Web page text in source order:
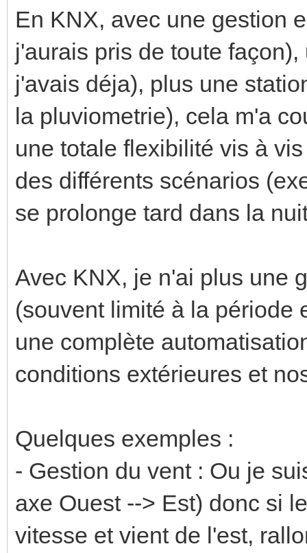
En KNX, avec une gestion
j'aurais pris de toute
j'avais déja), plus une
la pluviometrie), cela m'a
une totale flexibilité vis à
des différents scénarios
se prolonge tard dans la
Avec KNX, je n'ai plus une
(souvent limité à la période
une complète
conditions extérieures et
Quelques exemples :
- Gestion du vent : Ou je
axe Ouest --> Est) donc si
vitesse et vient de l'est,